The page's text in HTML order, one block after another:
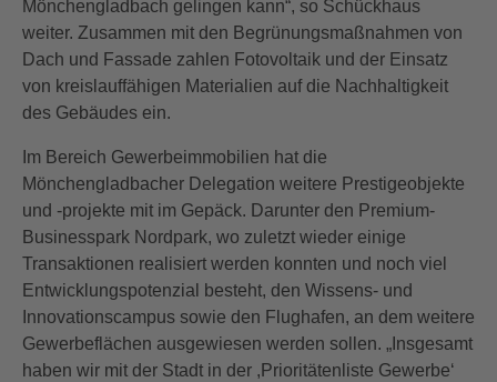
Mönchengladbach gelingen kann“, so Schückhaus
weiter. Zusammen mit den Begrünungsmaßnahmen von
Dach und Fassade zahlen Fotovoltaik und der Einsatz
von kreislauffähigen Materialien auf die Nachhaltigkeit
des Gebäudes ein.
Im Bereich Gewerbeimmobilien hat die
Mönchengladbacher Delegation weitere Prestigeobjekte
und -projekte mit im Gepäck. Darunter den Premium-
Businesspark Nordpark, wo zuletzt wieder einige
Transaktionen realisiert werden konnten und noch viel
Entwicklungspotenzial besteht, den Wissens- und
Innovationscampus sowie den Flughafen, an dem weitere
Gewerbeflächen ausgewiesen werden sollen. „Insgesamt
haben wir mit der Stadt in der ,Prioritätenliste Gewerbe‘